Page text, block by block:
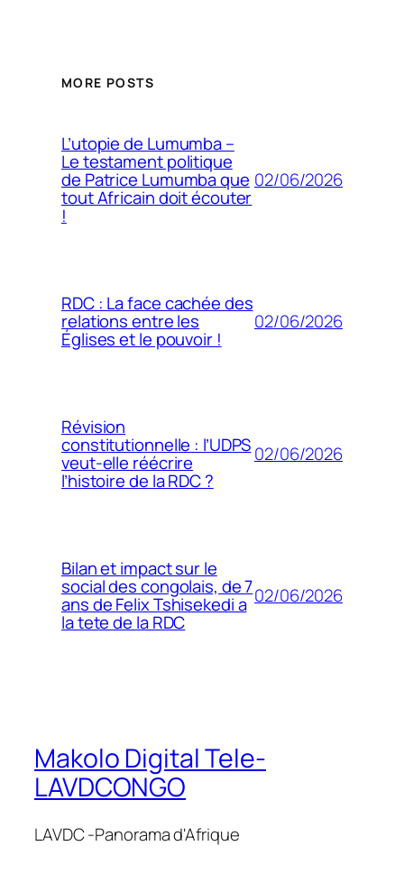
MORE POSTS
L’utopie de Lumumba –
Le testament politique
de Patrice Lumumba que
tout Africain doit écouter
!
02/06/2026
RDC : La face cachée des
relations entre les
Églises et le pouvoir !
02/06/2026
Révision
constitutionnelle : l’UDPS
veut-elle réécrire
l’histoire de la RDC ?
02/06/2026
Bilan et impact sur le
social des congolais, de 7
ans de Felix Tshisekedi a
la tete de la RDC
02/06/2026
Makolo Digital Tele-
LAVDCONGO
LAVDC -Panorama d'Afrique